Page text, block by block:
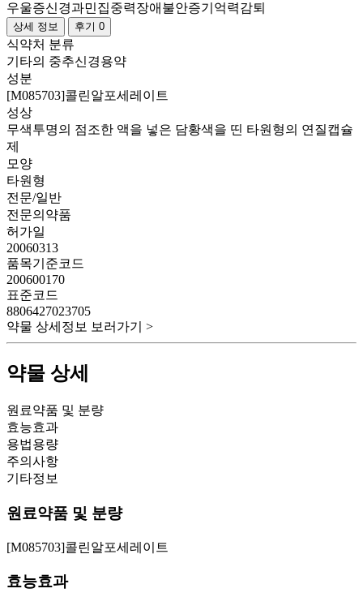
우울증신경과민집중력장애 불안증기억력감퇴
상세 정보 후기 0
식약처 분류
기타의 중추신경용약
성분
[M085703]콜린알포세레이트
성상
무색투명의 점조한 액을 넣은 담황색을 띤 타원형의 연질캡슐
제
모양
타원형
전문/일반
전문의약품
허가일
20060313
품목기준코드
200600170
표준코드
8806427023705
약물 상세정보 보러가기 >
약물 상세
원료약품 및 분량
효능효과
용법용량
주의사항
기타정보
원료약품 및 분량
[M085703]콜린알포세레이트
효능효과